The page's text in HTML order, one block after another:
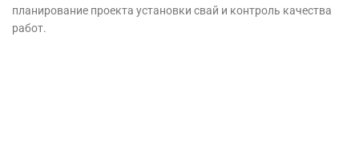
планирование проекта установки свай и контроль качества
работ.